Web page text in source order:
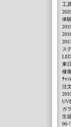
工
体
ス
東
修
ﾁｬﾝ
注
UV
ガ
生
00-